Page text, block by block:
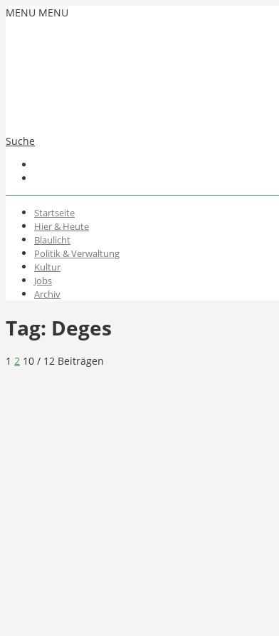
MENU MENU
Suche
Startseite
Hier & Heute
Blaulicht
Politik & Verwaltung
Kultur
Jobs
Archiv
Tag: Deges
1 2 10 / 12 Beiträgen